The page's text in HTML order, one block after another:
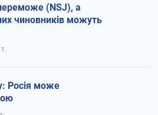
(NSJ), а
чиновників можуть
Росія може